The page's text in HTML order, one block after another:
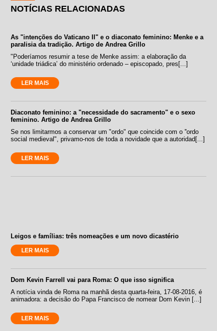
NOTÍCIAS RELACIONADAS
As "intenções do Vaticano II" e o diaconato feminino: Menke e a
paralisia da tradição. Artigo de Andrea Grillo
"Poderíamos resumir a tese de Menke assim: a elaboração da
‘unidade triádica’ do ministério ordenado – episcopado, pres[...]
LER MAIS
Diaconato feminino: a "necessidade do sacramento" e o sexo
feminino. Artigo de Andrea Grillo
Se nos limitarmos a conservar um "ordo" que coincide com o ''ordo
social medieval", privamo-nos de toda a novidade que a autoridad[...]
LER MAIS
Leigos e famílias: três nomeações e um novo dicastério
LER MAIS
Dom Kevin Farrell vai para Roma: O que isso significa
A notícia vinda de Roma na manhã desta quarta-feira, 17-08-2016, é
animadora: a decisão do Papa Francisco de nomear Dom Kevin [...]
LER MAIS